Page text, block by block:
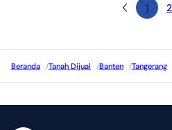
1 2
Beranda /Tanah Dijual /Banten /Tangerang